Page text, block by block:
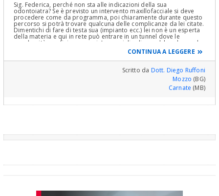
Sig. Federica, perché non sta alle indicazioni della sua
odontoiatra? Se è previsto un intervento maxillofacciale si deve
procedere come da programma, poi chiaramente durante questo
percorso si potrà trovare qualcuna delle complicanze da lei citate.
Dimentichi di fare di testa sua (impianto ecc.) lei non è un esperta
della materia e qui in rete può entrare in un tunnel dove le
perplessità non finiranno mai. Le consiglio di non abbandonare la
strada intrapresa e di affidarsi alle buone mani di chi la sempre
curata, chiarendo ogni problema senza interferire sulle cure,
rivalutare clinicamente la postura in modo semplice e
approfondito che in questo momento è consigliato per alleviare
gli attuali fastidi citati. A sua disposizione.
CONTINUA A LEGGERE
Scritto da Dott. Diego Ruffoni
Mozzo (BG)
Carnate (MB)